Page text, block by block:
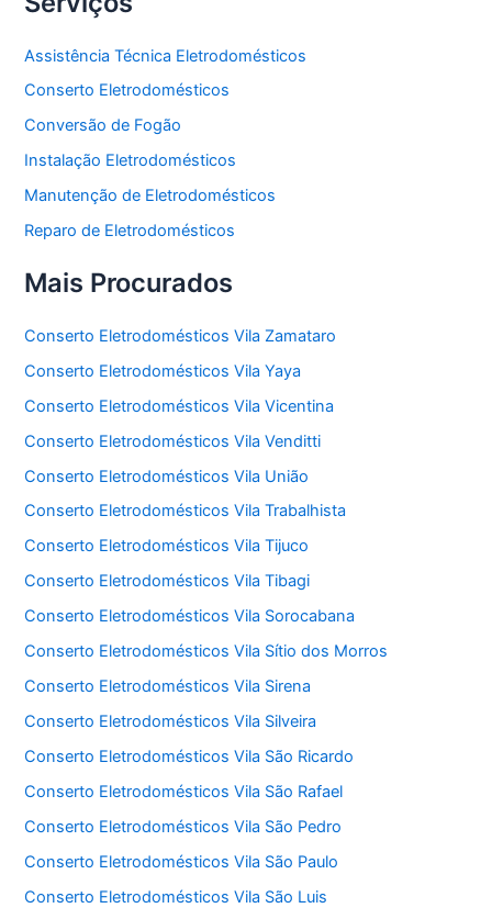
Assistência Técnica Eletrodomésticos
Conserto Eletrodomésticos
Conversão de Fogão
Instalação Eletrodomésticos
Manutenção de Eletrodomésticos
Reparo de Eletrodomésticos
Mais Procurados
Conserto Eletrodomésticos Vila Zamataro
Conserto Eletrodomésticos Vila Yaya
Conserto Eletrodomésticos Vila Vicentina
Conserto Eletrodomésticos Vila Venditti
Conserto Eletrodomésticos Vila União
Conserto Eletrodomésticos Vila Trabalhista
Conserto Eletrodomésticos Vila Tijuco
Conserto Eletrodomésticos Vila Tibagi
Conserto Eletrodomésticos Vila Sorocabana
Conserto Eletrodomésticos Vila Sítio dos Morros
Conserto Eletrodomésticos Vila Sirena
Conserto Eletrodomésticos Vila Silveira
Conserto Eletrodomésticos Vila São Ricardo
Conserto Eletrodomésticos Vila São Rafael
Conserto Eletrodomésticos Vila São Pedro
Conserto Eletrodomésticos Vila São Paulo
Conserto Eletrodomésticos Vila São Luis